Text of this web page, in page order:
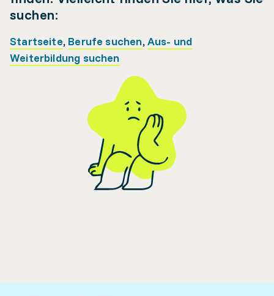
suchen:
Startseite, Berufe suchen,Aus- und
Weiterbildung suchen